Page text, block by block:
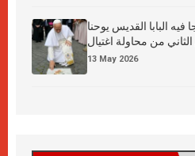
فيه البابا القديس يوحنا
من محاولة اغتيال
13 May 2026